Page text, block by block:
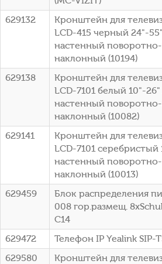
629132
Кронштейн для
LCD-415 черный 24"-
настенный
наклонный (10194)
629138
Кронштейн для
LCD-7101 белый 10"-26"
настенный
наклонный (10082)
629141
Кронштейн для
LCD-7101 серебристый
настенный
наклонный (10013)
629459
Блок распределения
008 гор.размещ.
C14
629472
Телефон IP Yealink SIP-
629580
Кронштейн для